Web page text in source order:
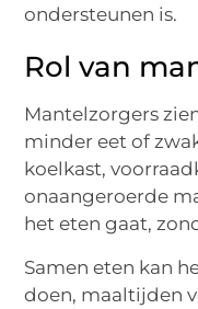
ondersteunen is.
Rol van
Mantelzorgers
minder eet of
koelkast,
onaangeroerde
het eten gaat,
Samen eten kan
doen, maaltijden